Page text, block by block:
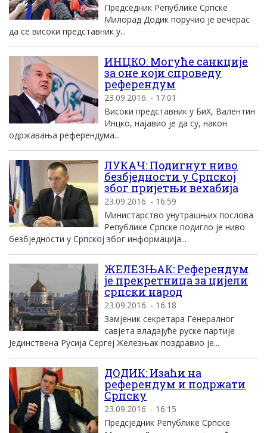
Председник Републике Српске
Mилорад Додик поручио jе вечерас
да се високи представник у...
ИНЦКО: Могуће санкције
за оне који спроведу
референдум
23.09.2016. - 17:01
Високи представник у БиХ, Валентин
Инцко, најавио је да су, након
одржавања референдума...
ЛУКАЧ: Подигнут ниво
безбједности у Српској
због пријетњи вехабија
23.09.2016. - 16:59
Министарство унутрашњих послова
Републике Српске подигло је ниво
безбједности у Српској због информација...
ЖЕЛЕЗЊАК: Референдум
је прекретница за цијели
српски народ
23.09.2016. - 16:18
Замјеник секретара Генералног
савјета владајуће руске партије
Јединствена Русија Сергеј Железњак поздравио је...
ДОДИК: Изаћи на
референдум и подржати
Српску
23.09.2016. - 16:15
Предсједник Републике Српске